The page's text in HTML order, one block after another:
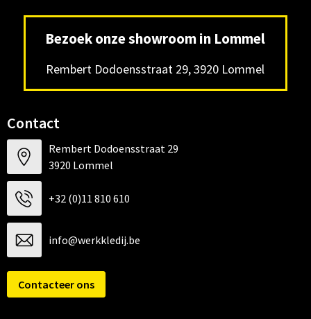
Bezoek onze showroom in Lommel
Rembert Dodoensstraat 29, 3920 Lommel
Contact
Rembert Dodoensstraat 29
3920 Lommel
+32 (0)11 810 610
info@werkkledij.be
Contacteer ons